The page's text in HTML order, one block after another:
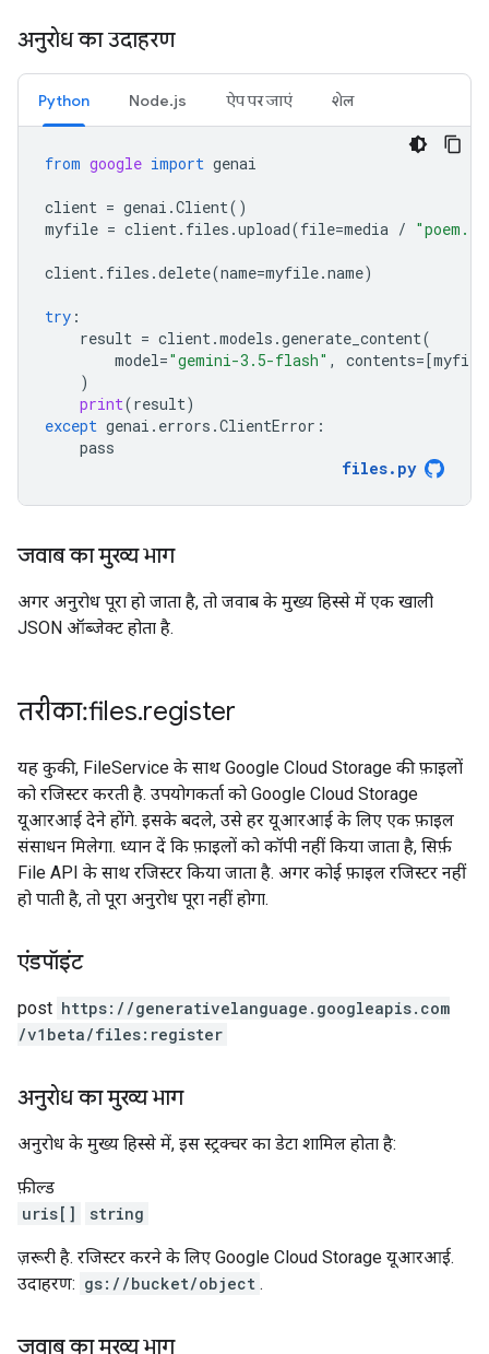
अनुरोध का उदाहरण
Python Node.js ऐप पर जाएं शेल
from google import genai
client = genai .Client()
myfile = client. files .upload(file=media /
client. files .delete(name=myfile.name)
try :
result = client.models .generate_content(
model="gemini-3.5-flash" , contents=[myfile
)
print(result)
except genai . errors .ClientError :
pass
files. py
जवाब का मुख्य भाग
अगर अनुरोध पूरा हो जाता है, तो जवाब के मुख्य हिस्से में एक खाली
JSON ऑब्जेक्ट होता है.
तरीका: files.register
यह कुकी, FileService के साथ Google Cloud Storage की फ़ाइलों
को रजिस्टर करती है. उपयोगकर्ता को Google Cloud Storage
यूआरआई देने होंगे. इसके बदले, उसे हर यूआरआई के लिए एक फ़ाइल
संसाधन मिलेगा. ध्यान दें कि फ़ाइलों को कॉपी नहीं किया जाता है, सिर्फ़
File API के साथ रजिस्टर किया जाता है. अगर कोई फ़ाइल रजिस्टर नहीं
हो पाती है, तो पूरा अनुरोध पूरा नहीं होगा.
एंडपॉइंट
post https: / /generativelanguage.googleapis.com
/v1beta/files:register
अनुरोध का मुख्य भाग
अनुरोध के मुख्य हिस्से में, इस स्ट्रक्चर का डेटा शामिल होता है:
फ़ील्ड
uris[]
string
ज़रूरी है. रजिस्टर करने के लिए Google Cloud Storage यूआरआई.
उदाहरण: gs://bucket/object .
जवाब का मुख्य भाग